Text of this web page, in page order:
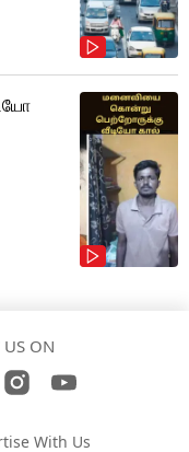
ON
With Us